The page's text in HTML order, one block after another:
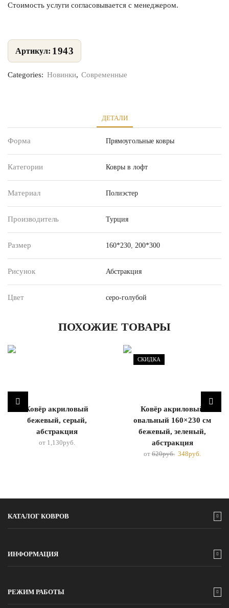
Стоимость услуги согласовывается с менеджером.
1943
Categories: Новинки, Современные
ДЕТАЛИ
Форма Прямоугольные ковры
Категории Ковры в лофт
Материал Полиэстер
Производитель Турция
Размер 160*230, 200*300
Рисунок Абстракция
Цвет серо-голубой
ПОХОЖИЕ ТОВАРЫ
Ковёр акриловый
бежевый, серый,
абстракция
от 1,130руб.
СКИДКА
Ковёр акриловый
овальный 160×230 см
бежевый, зеленый,
абстракция
от 620руб. 348руб.
КАТАЛОГ КОВРОВ
ИНФОРМАЦИЯ
РЕЖИМ РАБОТЫ